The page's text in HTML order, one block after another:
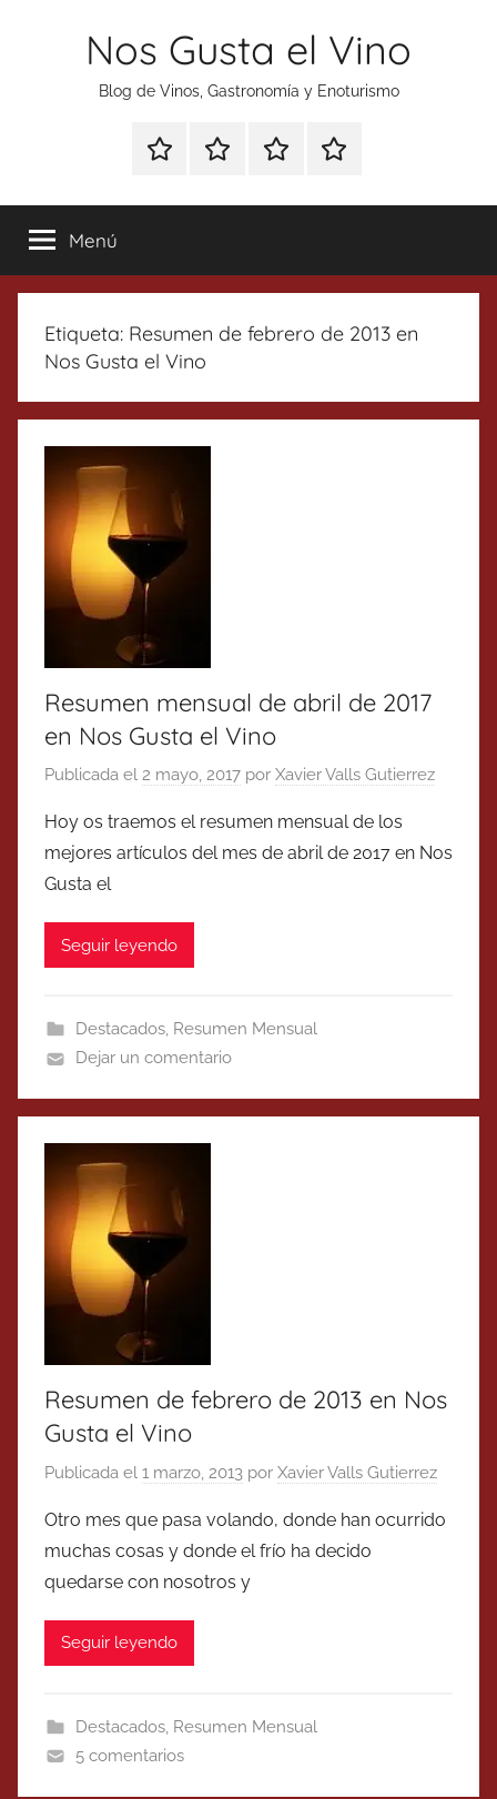
Nos Gusta el Vino
Blog de Vinos, Gastronomía y Enoturismo
Especial
Tonics
Enoturismo
Gastronomía
RankingContacto
Menú
Etiqueta: Resumen de febrero de 2013 en
Nos Gusta el Vino
Resumen mensual de abril de 2017
en Nos Gusta el Vino
Publicada el 2 mayo, 2017 por Xavier Valls Gutierrez
Hoy os traemos el resumen mensual de los
mejores artículos del mes de abril de 2017 en Nos
Gusta el
Seguir leyendo
Destacados, Resumen Mensual
Dejar un comentario
Resumen de febrero de 2013 en Nos
Gusta el Vino
Publicada el 1 marzo, 2013 por Xavier Valls Gutierrez
Otro mes que pasa volando, donde han ocurrido
muchas cosas y donde el frío ha decido
quedarse con nosotros y
Seguir leyendo
Destacados, Resumen Mensual
5 comentarios